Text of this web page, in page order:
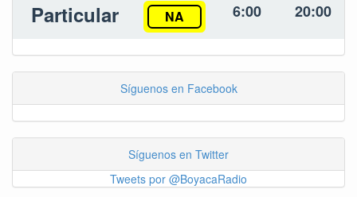
Particular NA 6:00 20:00
Síguenos en Facebook
Síguenos en Twitter
Tweets por @BoyacaRadio